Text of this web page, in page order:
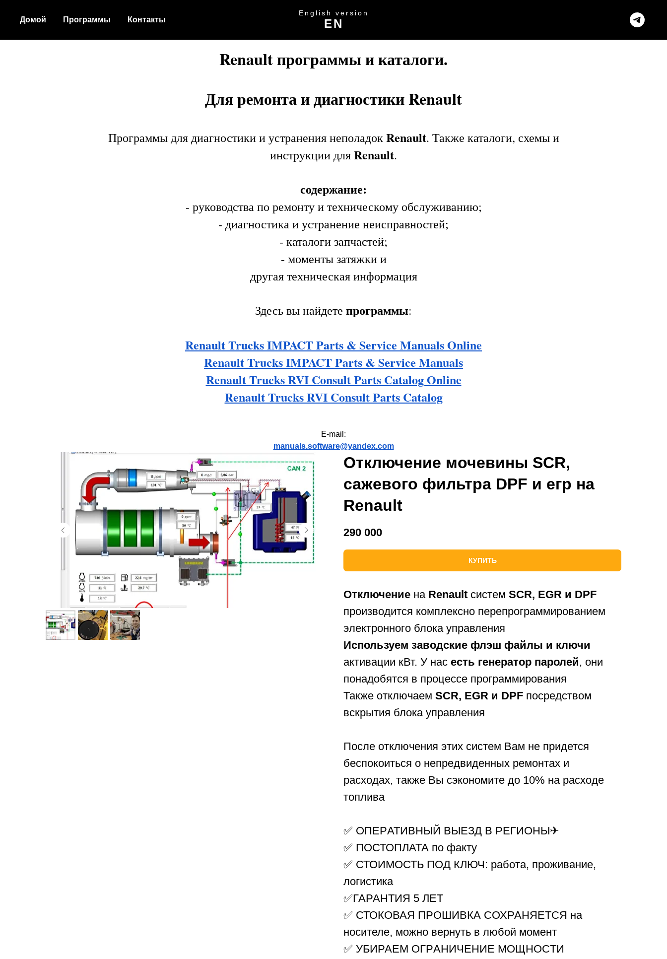
English version
EN
Домой Программы Контакты
Renault программы и каталоги.
Для ремонта и диагностики Renault
Программы для диагностики и устранения неполадокRenault. Также каталоги, схемы и
инструкции дляRenault.
содержание:
- руководства по ремонту и техническому обслуживанию;
- диагностика и устранение неисправностей;
- каталоги запчастей;
- моменты затяжки и
другая техническая информация
Здесь вы найдете программы:
Renault Trucks IMPACT Parts & Service Manuals Online
Renault Trucks IMPACT Parts & Service Manuals
Renault Trucks RVI Consult Parts Catalog Online
Renault Trucks RVI Consult Parts Catalog
E-mail:
manuals.software@yandex.com
Отключение мочевины SCR,
сажевого фильтра DPF и егр на
Renault
290 000
КУПИТЬ
Отключение на Renault систем SCR, EGR и DPF
производится комплексно перепрограммированием
электронного блока управления
Используем заводские флэш файлы и ключи
активации кВт. У нас есть генератор паролей, они
понадобятся в процессе программирования
Также отключаем SCR, EGR и DPF посредством
вскрытия блока управления
После отключения этих систем Вам не придется
беспокоиться о непредвиденных ремонтах и
расходах, также Вы сэкономите до 10% на расходе
топлива
✅ OПEPАТИВНЫЙ BЫЕЗД В РЕГИОНЫ✈
✅ ПОСТОПЛАТА по факту
✅ СТОИМОСТЬ ПОД КЛЮЧ: работа, проживание,
логистика
✅ГАРАНТИЯ 5 ЛЕТ
✅ СТОКОВАЯ ПРОШИВКА СОХРАНЯЕТСЯ на
носителе, можно вернуть в любой момент
✅ УБИРАЕM ОГPАHИЧЕHИE MOЩHОСTИ